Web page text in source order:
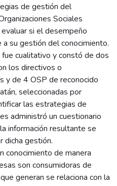
de gestión del
Sociales
si el desempeño
su gestión del conocimiento.
cualitativo y constó de dos
los directivos o
y de 4 OSP de reconocido
seleccionadas por
las estrategias de
administró un cuestionario
información resultante se
dicha gestión.
conocimiento de manera
son consumidoras de
generan se relaciona con la